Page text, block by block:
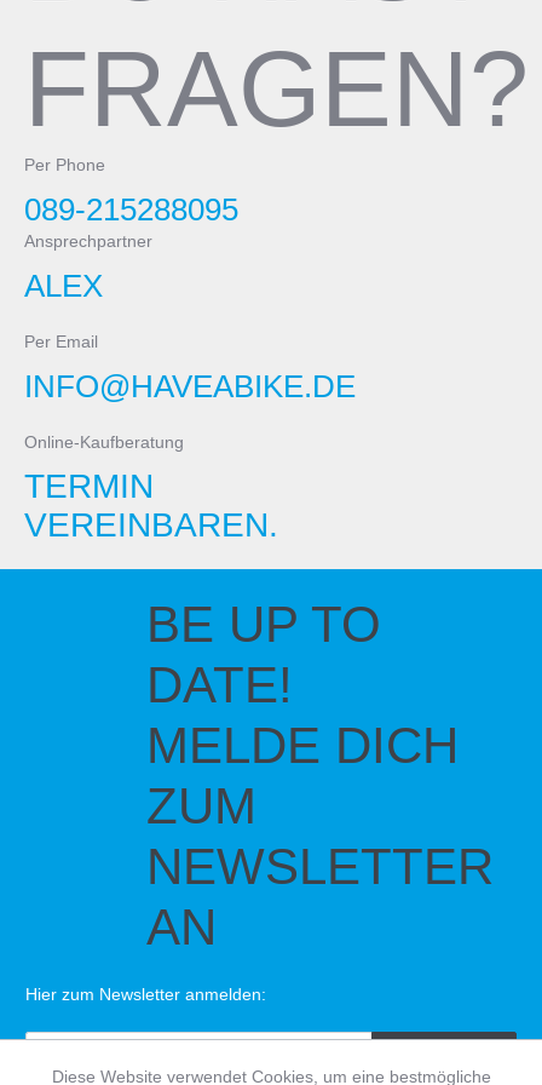
FRAGEN?
Per Phone
089-215288095
Ansprechpartner
ALEX
Per Email
INFO@HAVEABIKE.DE
Online-Kaufberatung
TERMIN
VEREINBAREN.
BE UP TO
DATE!
MELDE DICH
ZUM
NEWSLETTER
AN
Hier zum Newsletter anmelden:
Diese Website verwendet Cookies, um eine bestmögliche